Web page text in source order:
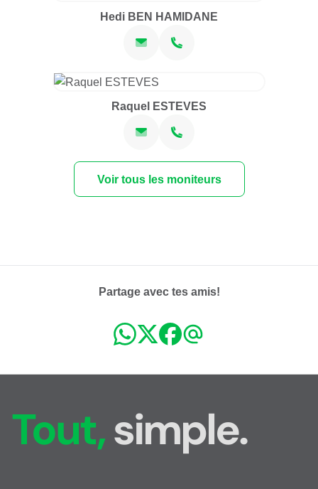
Hedi BEN HAMIDANE
Raquel ESTEVES
Voir tous les moniteurs
Partage avec tes amis!
Tout,simple.